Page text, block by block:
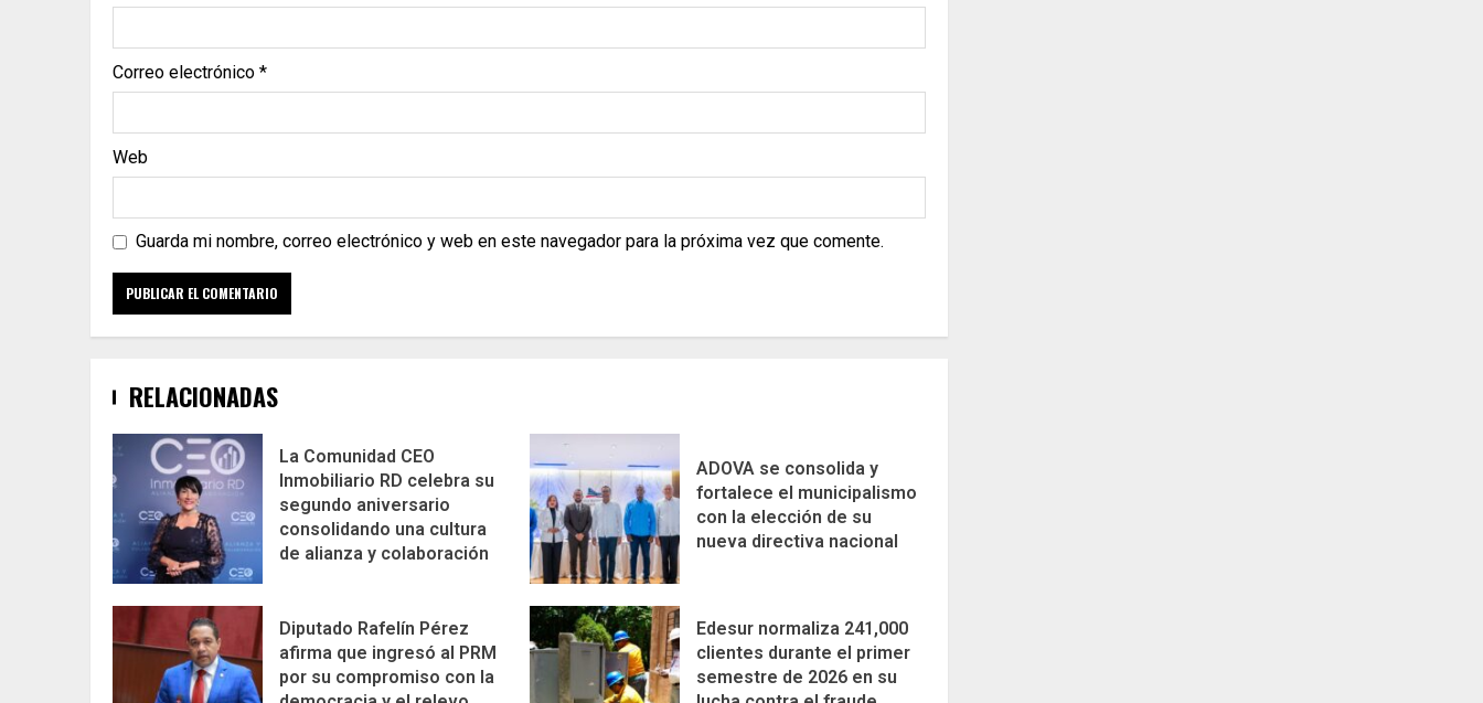
Correo electrónico *
Web
Guarda mi nombre, correo electrónico y web en este navegador para la próxima vez que comente.
RELACIONADAS
La Comunidad CEO
Inmobiliario RD celebra su
segundo aniversario
consolidando una cultura
de alianza y colaboración
ADOVA se consolida y
fortalece el municipalismo
con la elección de su
nueva directiva nacional
Diputado Rafelín Pérez
afirma que ingresó al PRM
por su compromiso con la
Edesur normaliza 241,000
clientes durante el primer
semestre de 2026 en su